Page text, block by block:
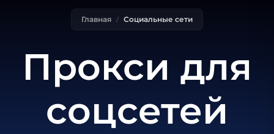
Главная Социальные сети
Прокси для
соцсетей